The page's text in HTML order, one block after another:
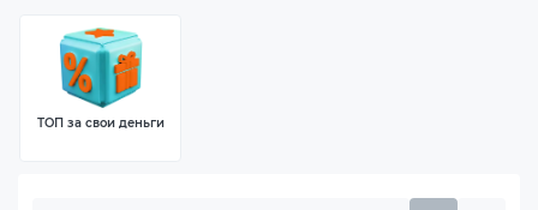
ТОП за свои деньги